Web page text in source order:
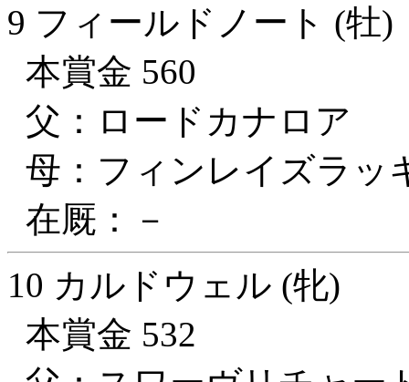
9 フィールドノート (牡)
本賞金 560
父：ロードカナロア
母：フィンレイズラッ
在厩：－
10 カルドウェル (牝)
本賞金 532